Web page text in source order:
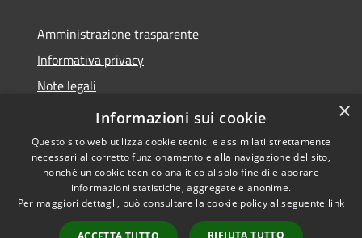
Amministrazione trasparente
Informativa privacy
Note legali
Dichiarazione di accessibilità
Accessibilità
Copyright © 2026 • Comune di
Carovigno • Powered by
Municipium• Accesso
×
Informazioni sui cookie
Questo sito web utilizza cookie tecnici e assimilati strettamente
necessari al corretto funzionamento e alla navigazione del sito,
nonché un cookie tecnico analitico al solo fine di elaborare
informazioni statistiche, aggregate e anonime.
Per maggiori dettagli, può consultare la cookie policy al seguente link
RIFIUTA TUTTO